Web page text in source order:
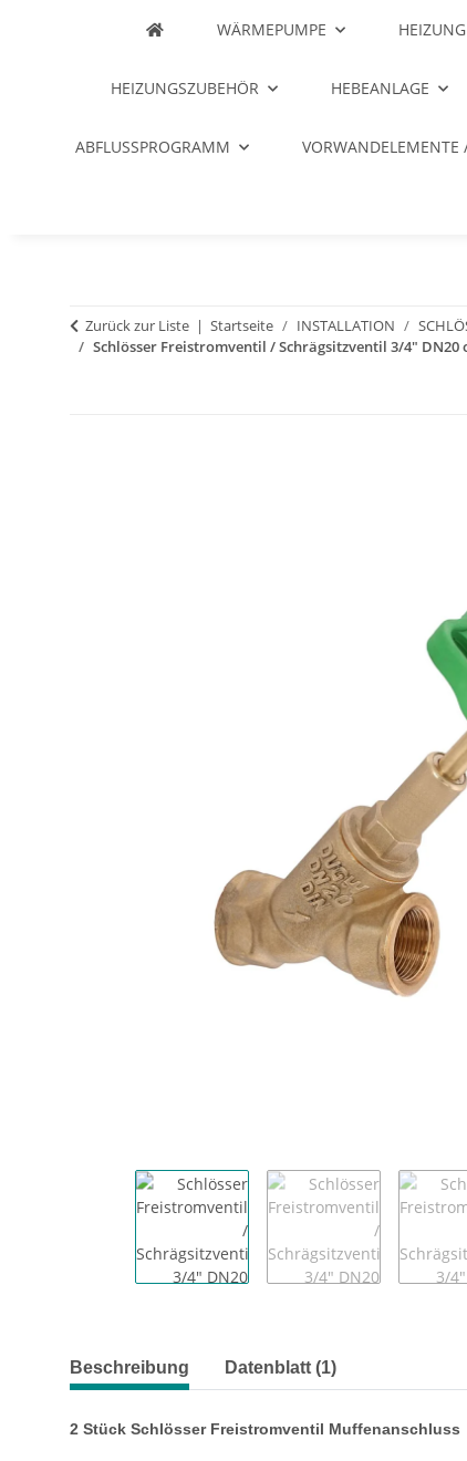
WÄRMEPUMPE HEIZUNG
HEIZUNGSZUBEHÖR HEBEANLAGE
ABFLUSSPROGRAMM VORWANDELEMENTE
Zurück zur Liste Startseite INSTALLATION
Schlösser Freistromventil / Schrägsitzventil 3/4" DN20
Beschreibung Datenblatt (1)
2 Stück Schlösser Freistromventil Muffenanschluss